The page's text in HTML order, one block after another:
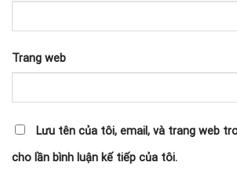
Trang web
Lưu tên của tôi, email, và trang web
cho lần bình luận kế tiếp của tôi.